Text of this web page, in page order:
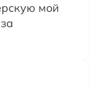
мой